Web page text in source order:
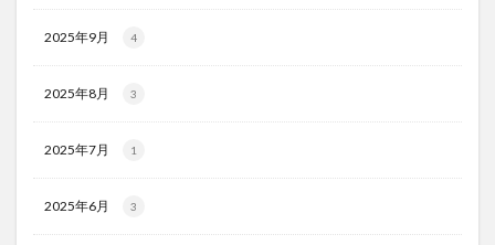
2025年9月 4
2025年8月 3
2025年7月 1
2025年6月 3